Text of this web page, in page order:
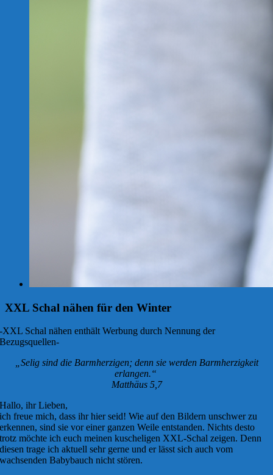
XXL Schal nähen für den Winter
-XXL Schal nähen enthält Werbung durch Nennung der
Bezugsquellen-
„Selig sind die Barmherzigen; denn sie werden Barmherzigkeit
erlangen.“
Matthäus 5,7
Hallo, ihr Lieben,
ich freue mich, dass ihr hier seid! Wie auf den Bildern unschwer zu
erkennen, sind sie vor einer ganzen Weile entstanden. Nichts desto
trotz möchte ich euch meinen kuscheligen XXL-Schal zeigen. Denn
diesen trage ich aktuell sehr gerne und er lässt sich auch vom
wachsenden Babybauch nicht stören.